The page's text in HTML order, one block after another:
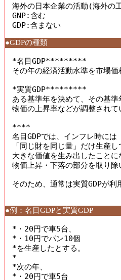
海外の日本企業の活動(海外の
GNP:含む
●GDPの種類
*名目GDP*********
その年の経済活動水準を市場
*実質GDP*********
ある基準年を決めて、その基
物価の上昇率などが調整されて
****
名目GDPでは、インフレ時には
「同じ財を同じ量」だけ生産
大きな価値を生み出したこと
物価上昇・下落の部分を取り
そのため、通常は実質GDPが利
●例：名目GDPと実質GDP
*・20円で車5台、
*・10円でパン10個
*を生産したとする。
*
*次の年、
*・20円で車5台